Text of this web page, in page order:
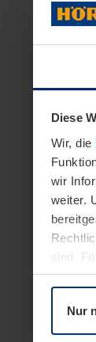
Diese
Wir, die
wir
weiter.
sind.
Nur